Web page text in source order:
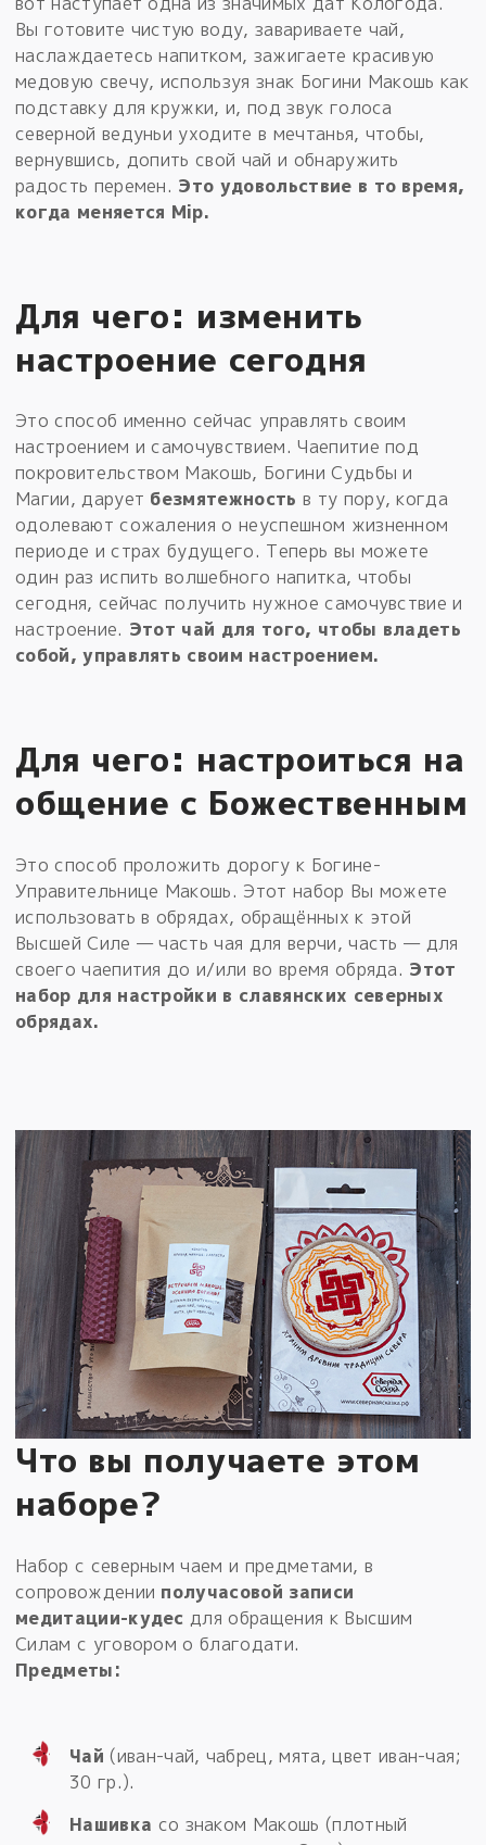
Вы готовите чистую воду, завариваете чай,
наслаждаетесь напитком, зажигаете красивую
медовую свечу, используя знак Богини Макошь как
подставку для кружки, и, под звук голоса
северной ведуньи уходите в мечтанья, чтобы,
вернувшись, допить свой чай и обнаружить
радость перемен. Это удовольствие в то время,
когда меняется Мiр.
Для чего: изменить
настроение сегодня
Это способ именно сейчас управлять своим
настроением и самочувствием. Чаепитие под
покровительством Макошь, Богини Судьбы и
Магии, дарует безмятежность в ту пору, когда
одолевают сожаления о неуспешном жизненном
периоде и страх будущего. Теперь вы можете
один раз испить волшебного напитка, чтобы
сегодня, сейчас получить нужное самочувствие и
настроение. Этот чай для того, чтобы владеть
собой, управлять своим настроением.
Для чего: настроиться на
общение с Божественным
Это способ проложить дорогу к Богине-
Управительнице Макошь. Этот набор Вы можете
использовать в обрядах, обращённых к этой
Высшей Силе — часть чая для верчи, часть — для
своего чаепития до и/или во время обряда. Этот
набор для настройки в славянских северных
обрядах.
Что вы получаете этом
наборе?
Набор с северным чаем и предметами, в
сопровождении получасовой записи
медитации-кудес для обращения к Высшим
Силам с уговором о благодати.
Предметы:
Чай (иван-чай, чабрец, мята, цвет иван-чая;
30 гр.).
Нашивка со знаком Макошь (плотный